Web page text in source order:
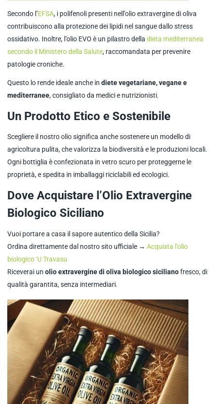
Secondo l’EFSA, i polifenoli presenti nell’olio extravergine di oliva
contribuiscono alla protezione dei lipidi nel sangue dallo stress
ossidativo. Inoltre, l’olio EVO è un pilastro della dieta mediterranea
secondo il Ministero della Salute, raccomandata per prevenire
patologie croniche.
Questo lo rende ideale anche in diete vegetariane, vegane e
mediterranee, consigliato da medici e nutrizionisti.
Un Prodotto Etico e Sostenibile
Scegliere il nostro olio significa anche sostenere un modello di
agricoltura pulita, che valorizza la biodiversità e le produzioni locali.
Ogni bottiglia è confezionata in vetro scuro per proteggerne le
proprietà, e spedita in imballaggi riciclabili ed ecologici.
Dove Acquistare l’Olio Extravergine
Biologico Siciliano
Vuoi portare a casa il sapore autentico della Sicilia?
Ordina direttamente dal nostro sito ufficiale → Acquista l’olio
biologico ‘U Travasu
Riceverai un olio extravergine di oliva biologico sicilianofresco, di
qualità garantita, senza intermediari.